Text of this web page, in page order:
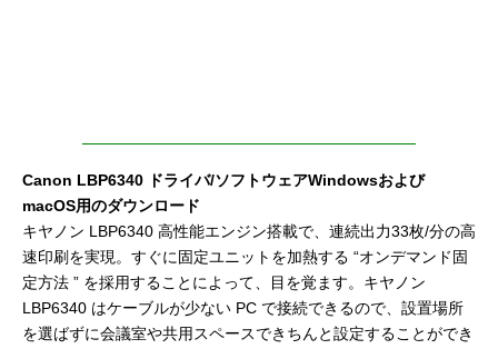
Canon LBP6340 ドライバ/ソフトウェアWindowsおよび
macOS用のダウンロード
キヤノン LBP6340 高性能エンジン搭載で、連続出力33枚/分の高
速印刷を実現。すぐに固定ユニットを加熱する “オンデマンド固
定方法 ” を採用することによって、目を覚ます。キヤノン
LBP6340 はケーブルが少ない PC で接続できるので、設置場所
を選ばずに会議室や共用スペースできちんと設定することができ